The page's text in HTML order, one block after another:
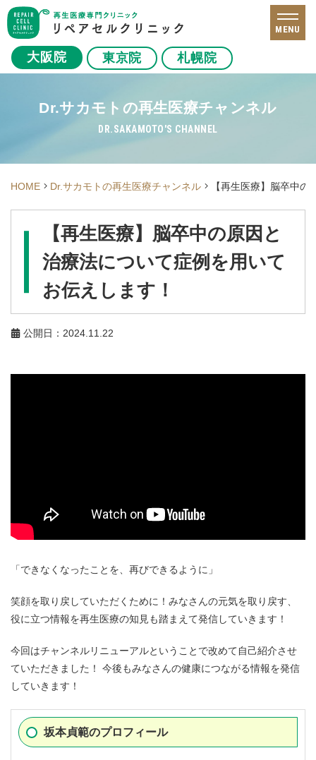
大阪院 東京院 札幌院
MENU
Dr.サカモトの再生医療チャンネル
DR.SAKAMOTO'S CHANNEL
HOME Dr.サカモトの再生医療チャンネル 【再生医療】脳卒中
【再生医療】脳卒中の原因と
治療法について症例を用いて
お伝えします！
公開日：2024.11.22
「できなくなったことを、再びできるように」
笑顔を取り戻していただくために！みなさんの元気を取り戻す、
役に立つ情報を再生医療の知見も踏まえて発信していきます！
今回はチャンネルリニューアルということで改めて自己紹介させ
ていただきました！ 今後もみなさんの健康につながる情報を発信
していきます！
坂本貞範のプロフィール